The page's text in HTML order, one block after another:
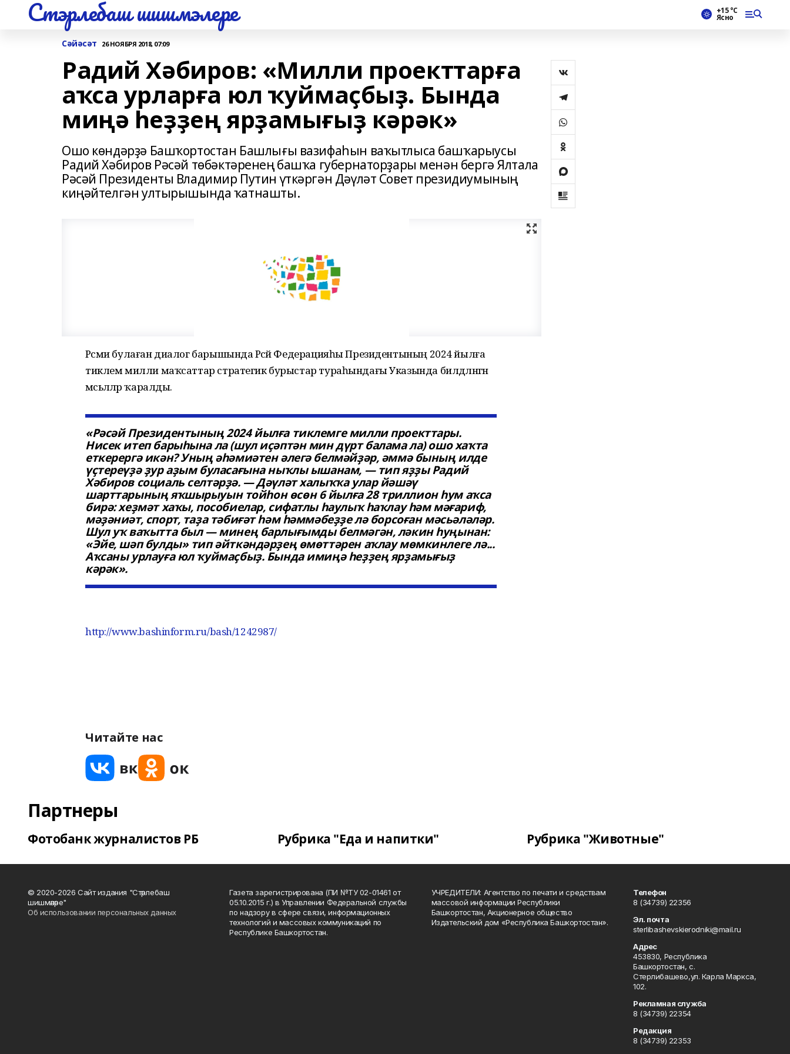
Стэрлебаш шишмэлере +15 °С
Ясно
Сәйәсәт 26 НОЯБРЯ 2018, 07:09
Радий Хәбиров: «Милли проекттарға
аҡса урларға юл ҡуймаҫбыҙ. Бында
миңә һеҙҙең ярҙамығыҙ кәрәк»
Ошо көндәрҙә Башҡортостан Башлығы вазифаһын ваҡытлыса башҡарыусы
Радий Хәбиров Рәсәй төбәктәренең башҡа губернаторҙары менән бергә Ялтала
Рәсәй Президенты Владимир Путин үткәргән Дәүләт Совет президиумының
киңәйтелгән ултырышында ҡатнашты.
Рәсми булаған диалог барышында Рәсәй Федерацияһы Президентының 2024 йылға
тиклем милли маҡсаттар стратегик бурыстар тураһындағы Указында билдәләнгән
мәсьәләләр ҡаралды.
«Рәсәй Президентының 2024 йылға тиклемге милли проекттары.
Нисек итеп барыһына ла (шул иҫәптән мин дүрт балама ла) ошо хаҡта
еткерергә икән? Уның әһәмиәтен әлегә белмәйҙәр, әммә бының илде
үҫтереүҙә ҙур аҙым буласағына ныҡлы ышанам, — тип яҙҙы Радий
Хәбиров социаль селтәрҙә. — Дәүләт халыҡҡа улар йәшәү
шарттарының яҡшырыуын тойһон өсөн 6 йылға 28 триллион һум аҡса
бирә: хеҙмәт хаҡы, пособиелар, сифатлы һаулыҡ һаҡлау һәм мәғариф,
мәҙәниәт, спорт, таҙа тәбиғәт һәм һәммәбеҙҙе лә борсоған мәсьәләләр.
Шул уҡ ваҡытта был — минең барлығымды белмәгән, ләкин һуңынан:
«Эйе, шәп булды» тип әйткәндәрҙең өмөттәрен аҡлау мөмкинлеге лә...
Аҡсаны урлауға юл ҡуймаҫбыҙ. Бында имиңә һеҙҙең ярҙамығыҙ
кәрәк».
http://www.bashinform.ru/bash/1242987/
Читайте нас
Партнеры
Фотобанк журналистов РБ Рубрика "Еда и напитки" Рубрика "Животные"
© 2020-2026 Сайт издания "Стәрлебаш
шишмәләре"
Об использовании персональных данных
Газета зарегистрирована (ПИ №ТУ 02-01461 от
05.10.2015 г.) в Управлении Федеральной службы
по надзору в сфере связи, информационных
технологий и массовых коммуникаций по
Республике Башкортостан.
УЧРЕДИТЕЛИ: Агентство по печати и средствам
массовой информации Республики
Башкортостан, Акционерное общество
Издательский дом «Республика Башкортостан».
Телефон
8 (34739) 22356
Эл. почта
sterlibashevskierodniki@mail.ru
Адрес
453830, Республика
Башкортостан, c.
Стерлибашево,ул. Карла Маркса,
102.
Рекламная служба
8 (34739) 22354
Редакция
8 (34739) 22353